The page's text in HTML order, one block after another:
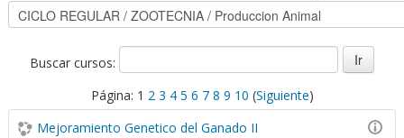
Buscar cursos:
Página: 1 2 3 4 5 6 7 8 9 10 (Siguiente)
Mejoramiento Genetico del Ganado II